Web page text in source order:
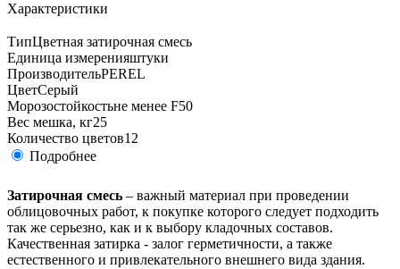
Характеристики
ТипЦветная затирочная смесь
Единица измеренияштуки
ПроизводительPEREL
ЦветСерый
Морозостойкостьне менее F50
Вес мешка, кг25
Количество цветов12
Подробнее
Затирочная смесь – важный материал при проведении
облицовочных работ, к покупке которого следует подходить
так же серьезно, как и к выбору кладочных составов.
Качественная затирка - залог герметичности, а также
естественного и привлекательного внешнего вида здания.